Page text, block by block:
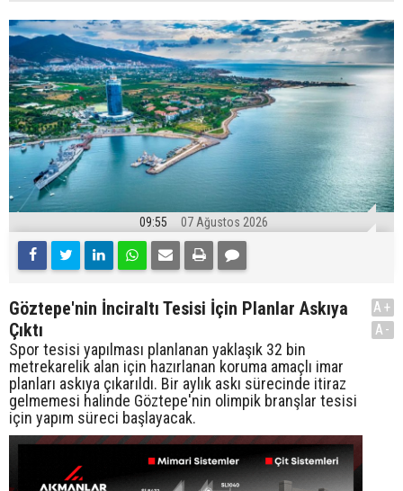
09:55 07 Ağustos 2026
Göztepe'nin İnciraltı Tesisi İçin Planlar Askıya
Çıktı
Spor tesisi yapılması planlanan yaklaşık 32 bin
metrekarelik alan için hazırlanan koruma amaçlı imar
planları askıya çıkarıldı. Bir aylık askı sürecinde itiraz
gelmemesi halinde Göztepe'nin olimpik branşlar tesisi
için yapım süreci başlayacak.
A+
A-